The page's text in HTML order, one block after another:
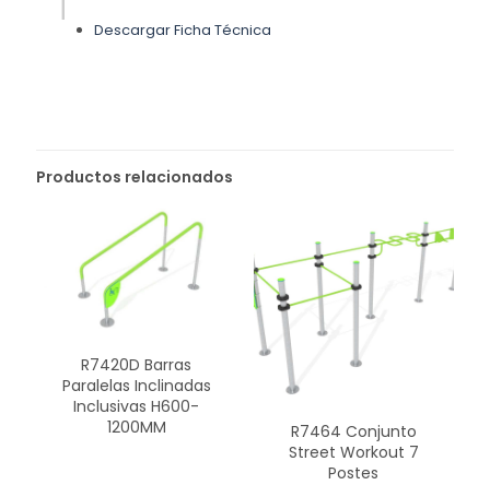
Descargar Ficha Técnica
Productos relacionados
R7420D Barras
Paralelas Inclinadas
Inclusivas H600-
1200MM
R7464 Conjunto
Street Workout 7
Postes